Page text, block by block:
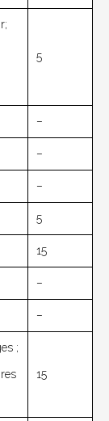
5
–
–
–
5
15
–
–
;
15